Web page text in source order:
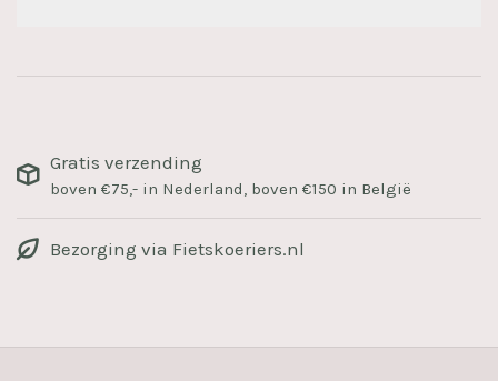
Gratis verzending
boven €75,- in Nederland, boven €150 in België
Bezorging via Fietskoeriers.nl